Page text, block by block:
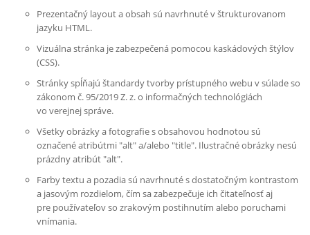
Prezentačný layout a obsah sú navrhnuté v štrukturovanom
jazyku HTML.
Vizuálna stránka je zabezpečená pomocou kaskádových štýlov
(CSS).
Stránky spĺňajú štandardy tvorby prístupného webu v súladeso
zákonom č. 95/2019 Z. z. o informačných technológiách
vo verejnej správe.
Všetky obrázky a fotografie s obsahovou hodnotou sú
označené atribútmi "alt" a/alebo "title". Ilustračné obrázky nesú
prázdny atribút "alt".
Farby textu a pozadia sú navrhnuté s dostatočným kontrastom
a jasovým rozdielom, čím sa zabezpečuje ich čitateľnosť aj
pre používateľov so zrakovým postihnutím alebo poruchami
vnímania.